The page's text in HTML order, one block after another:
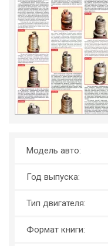
Модель авто:
Год выпуска:
Тип двигателя:
Формат книги: